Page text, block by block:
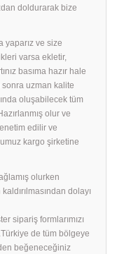
doldurarak bize
yaparız ve size
varsa ekletir,
basıma hazır hale
sonra uzman kalite
oluşabilecek tüm
olur ve
edilir ve
kargo şirketine
olurken
dolayı
sipariş formlarımızı
de tüm bölgeye
beğeneceğiniz